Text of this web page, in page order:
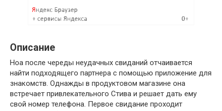
Описание
Ноа после череды неудачных свиданий отчаивается
найти подходящего партнера с помощью приложение для
знакомств. Однажды в продуктовом магазине она
встречает привлекательного Стива и решает дать ему
свой номер телефона. Первое свидание проходит